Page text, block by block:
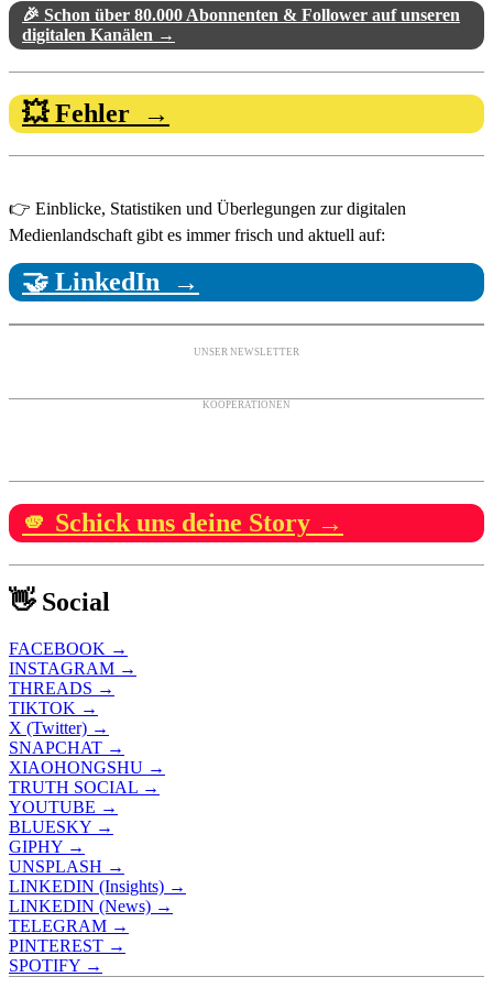
🎉 Schon über 80.000 Abonnenten & Follower auf unseren
digitalen Kanälen →
💥 Fehler →
👉 Einblicke, Statistiken und Überlegungen zur digitalen
Medienlandschaft gibt es immer frisch und aktuell auf:
🤝 LinkedIn →
UNSER NEWSLETTER
KOOPERATIONEN
🫵 Schick uns deine Story →
👋 Social
FACEBOOK →
INSTAGRAM →
THREADS →
TIKTOK →
X (Twitter) →
SNAPCHAT →
XIAOHONGSHU →
TRUTH SOCIAL →
YOUTUBE →
BLUESKY →
GIPHY →
UNSPLASH →
LINKEDIN (Insights) →
LINKEDIN (News) →
TELEGRAM →
PINTEREST →
SPOTIFY →